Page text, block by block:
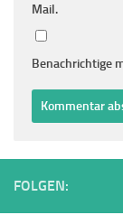
Mail.
Benachrichtige
FOLGEN: